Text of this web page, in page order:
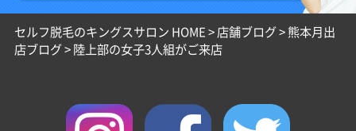
セルフ脱毛のキングスサロン HOME>店舗ブログ>熊本月出
店ブログ>陸上部の女子3人組がご来店